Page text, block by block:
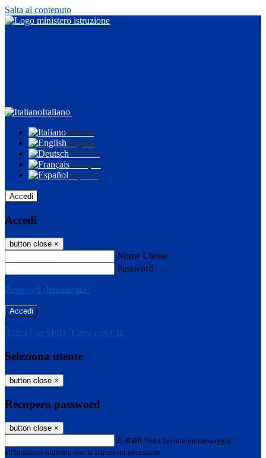
Salta al contenuto
Italiano
Italiano
English
Deutsch
Français
Español
Accedi
Accedi
button close ×
Nome Utente
Password
Password dimenticata?
-
Entra con SPID Entra con CIE
Seleziona utente
button close ×
Recupero password
button close ×
E-mail Verrà inviato un messaggio
all'indirizzo indicato con le istruzioni necessarie.